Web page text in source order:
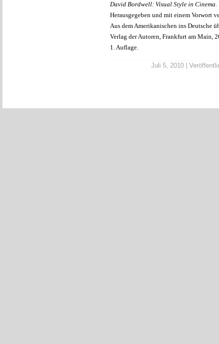
David Bordwell: Visual Style in
Herausgegeben und mit einem Vorwort
Aus dem Amerikanischen ins Deutsche
Verlag der Autoren, Frankfurt am Main,
1. Auflage.
Juli 5, 2010 |